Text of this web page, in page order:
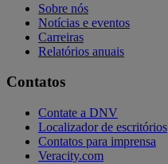
Sobre nós
Notícias e eventos
Carreiras
Relatórios anuais
Contatos
Contate a DNV
Localizador de escritórios
Contatos para imprensa
Veracity.com